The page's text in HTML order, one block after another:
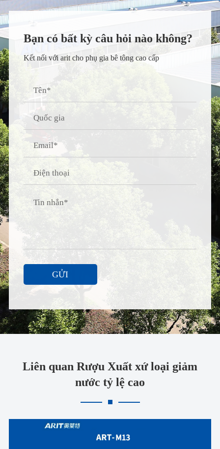
Bạn có bất kỳ câu hỏi nào không?
Kết nối với arit cho phụ gia bê tông cao cấp
GỬI
Liên quan Rượu Xuất xứ loại giảm
nước tỷ lệ cao